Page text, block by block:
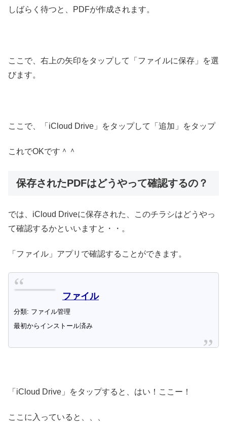
しばらく待つと、PDFが作成されます。
ここで、右上の矢印をタップして「ファイルに保存」を選
びます。
ここで、「iCloud Drive」をタップして「追加」をタップ
これでOKです＾＾
保存されたPDFはどうやって確認するの？
では、iCloud Driveに保存された、このチラシはどうやっ
て確認するかといいますと・・。
「ファイル」アプリで確認することができます。
ファイル
分類: ファイル管理
最初からインストール済み
「iCloud Drive」をタップすると、はい！ここー！
ここに入っていると、、、